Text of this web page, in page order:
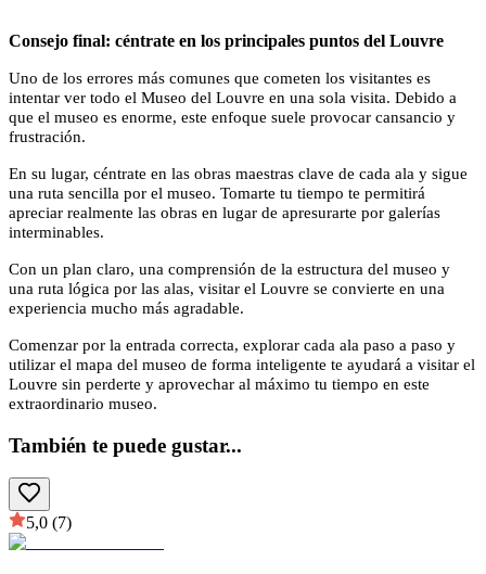
Consejo final: céntrate en los principales puntos del Louvre
Uno de los errores más comunes que cometen los visitantes es
intentar ver todo el Museo del Louvre en una sola visita. Debido a
que el museo es enorme, este enfoque suele provocar cansancio y
frustración.
En su lugar, céntrate en las obras maestras clave de cada ala y sigue
una ruta sencilla por el museo. Tomarte tu tiempo te permitirá
apreciar realmente las obras en lugar de apresurarte por galerías
interminables.
Con un plan claro, una comprensión de la estructura del museo y
una ruta lógica por las alas, visitar el Louvre se convierte en una
experiencia mucho más agradable.
Comenzar por la entrada correcta, explorar cada ala paso a paso y
utilizar el mapa del museo de forma inteligente te ayudará a visitar el
Louvre sin perderte y aprovechar al máximo tu tiempo en este
extraordinario museo.
También te puede gustar...
5,0 (7)